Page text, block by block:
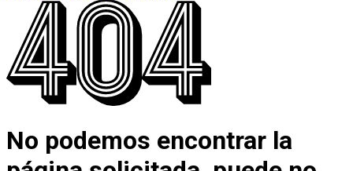
No podemos encontrar la